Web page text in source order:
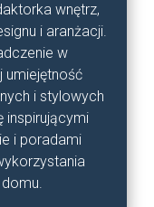
wnętrz,
i aranżacji.
w
umiejętność
i stylowych
inspirującymi
i poradami